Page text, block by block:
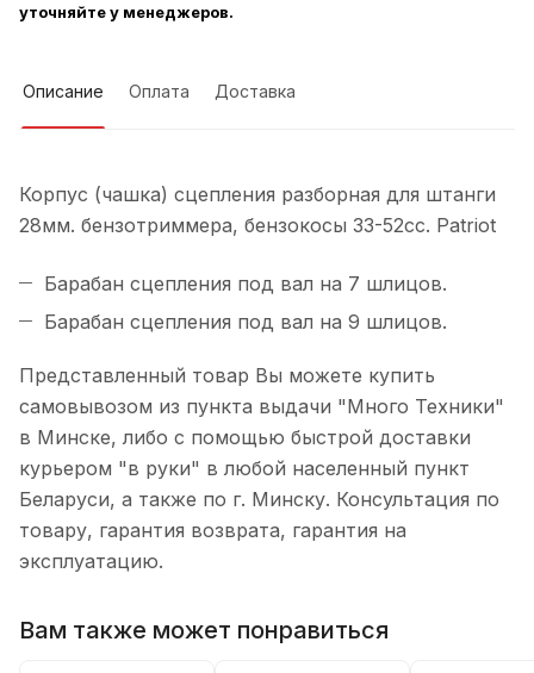
уточняйте у менеджеров.
Описание Оплата Доставка
Корпус (чашка) сцепления разборная для штанги
28мм. бензотриммера, бензокосы 33-52сс. Patriot
Барабан сцепления под вал на 7 шлицов.
Барабан сцепления под вал на 9 шлицов.
Представленный товар Вы можете купить
самовывозом из пункта выдачи "Много Техники"
в Минске, либо с помощью быстрой доставки
курьером "в руки" в любой населенный пункт
Беларуси, а также по г. Минску. Консультация по
товару, гарантия возврата, гарантия на
эксплуатацию.
Вам также может понравиться